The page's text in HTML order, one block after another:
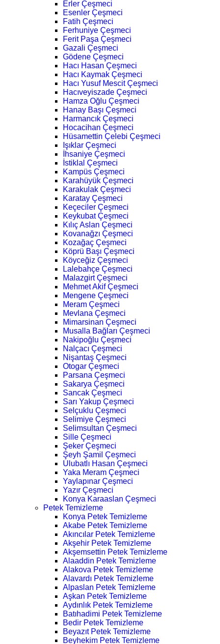
Erler Çeşmeci
Esenler Çeşmeci
Fatih Çeşmeci
Ferhuniye Çeşmeci
Ferit Paşa Çeşmeci
Gazali Çeşmeci
Gödene Çeşmeci
Hacı Hasan Çeşmeci
Hacı Kaymak Çeşmeci
Hacı Yusuf Mescit Çeşmeci
Hacıveyiszade Çeşmeci
Hamza Oğlu Çeşmeci
Hanay Başı Çeşmeci
Harmancık Çeşmeci
Hocacihan Çeşmeci
Hüsamettin Çelebi Çeşmeci
Işıklar Çeşmeci
İhsaniye Çeşmeci
İstiklal Çeşmeci
Kampüs Çeşmeci
Karahüyük Çeşmeci
Karakulak Çeşmeci
Karatay Çeşmeci
Keçeciler Çeşmeci
Keykubat Çeşmeci
Kılıç Aslan Çeşmeci
Kovanağzı Çeşmeci
Kozağaç Çeşmeci
Köprü Başı Çeşmeci
Köyceğiz Çeşmeci
Lalebahçe Çeşmeci
Malazgirt Çeşmeci
Mehmet Akif Çeşmeci
Mengene Çeşmeci
Meram Çeşmeci
Mevlana Çeşmeci
Mimarsinan Çeşmeci
Musalla Bağları Çeşmeci
Nakipoğlu Çeşmeci
Nalçacı Çeşmeci
Nişantaş Çeşmeci
Otogar Çeşmeci
Parsana Çeşmeci
Sakarya Çeşmeci
Sancak Çeşmeci
Sarı Yakup Çeşmeci
Selçuklu Çeşmeci
Selimiye Çeşmeci
Selimsultan Çeşmeci
Sille Çeşmeci
Şeker Çeşmeci
Şeyh Şamil Çeşmeci
Ulubatlı Hasan Çeşmeci
Yaka Meram Çeşmeci
Yaylapınar Çeşmeci
Yazır Çeşmeci
Konya Karaaslan Çeşmeci
Petek Temizleme
Konya Petek Temizleme
Akabe Petek Temizleme
Akıncılar Petek Temizleme
Akşehir Petek Temizleme
Akşemsettin Petek Temizleme
Alaaddin Petek Temizleme
Alakova Petek Temizleme
Alavardı Petek Temizleme
Alpaslan Petek Temizleme
Aşkan Petek Temizleme
Aydınlık Petek Temizleme
Batıhadimi Petek Temizleme
Bedir Petek Temizleme
Beyazıt Petek Temizleme
Beyhekim Petek Temizleme